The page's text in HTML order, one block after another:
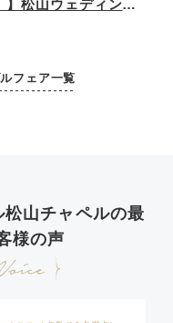
】松山ウェディング
フェア一覧
山チャペルの最
様の声